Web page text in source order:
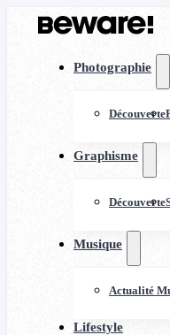
Photographie
Découverte
Graphisme
Découverte
Musique
Actualité
Lifestyle